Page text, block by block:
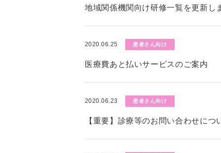
地域関係機関向け研修一覧を更新し
2020.06.25 患者さん向け
医療費あと払いサービスのご案内
2020.06.23 患者さん向け
【重要】診療等のお問い合わせにつ